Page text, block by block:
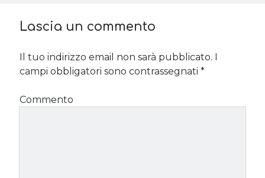
Lascia un commento
Il tuo indirizzo email non sarà pubblicato. I
campi obbligatori sono contrassegnati*
Commento